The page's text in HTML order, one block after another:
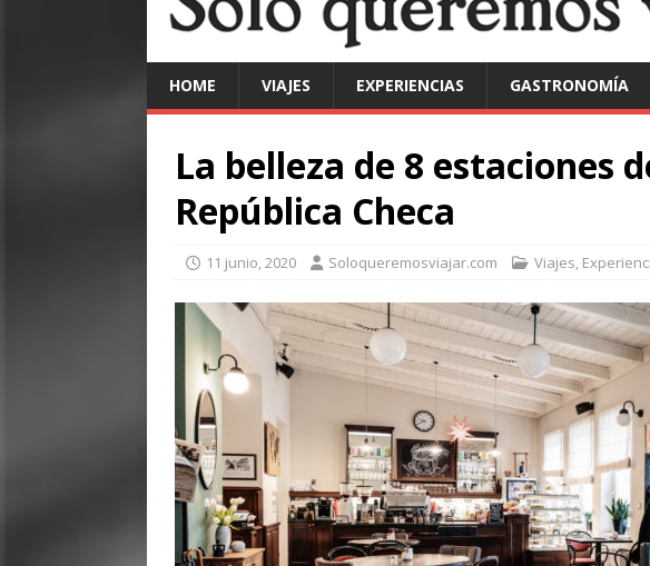
HOME VIAJES EXPERIENCIAS GASTRONOMÍA
La belleza de 8 estaciones
República Checa
11 junio, 2020 Soloqueremosviajar.com Viajes,